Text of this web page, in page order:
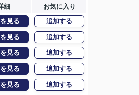
細 お気に入り
見る 追加する
見る 追加する
見る 追加する
見る 追加する
見る 追加する